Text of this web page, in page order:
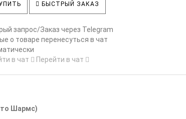
БЫСТРЫЙ ЗАКАЗ
запрос/Заказ через Telegram
о товаре перенесуться в чат
в чат
Перейти в чат
Шармс)